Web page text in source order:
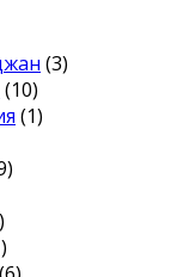
(3)
(10)
(1)